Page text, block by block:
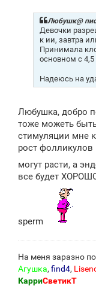
Любушк@
Девочки
к ии, завтра
Принимала
основном с 4,5
Надеюсь на
Любушка, добро
тоже можеть
стимуляции мне
рост
могут расти, а
все будет
sperm
На меня заразно
Агушка, find4,
КарриСветикТ